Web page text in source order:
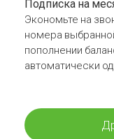
Подписка на
Экономьте на
номера
пополнении
автоматически